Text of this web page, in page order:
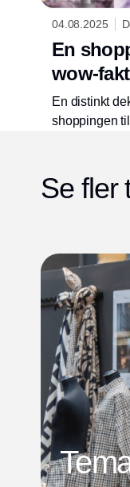
04.08.2025
En
wow-
En distinkt
shoppingen
Se fler